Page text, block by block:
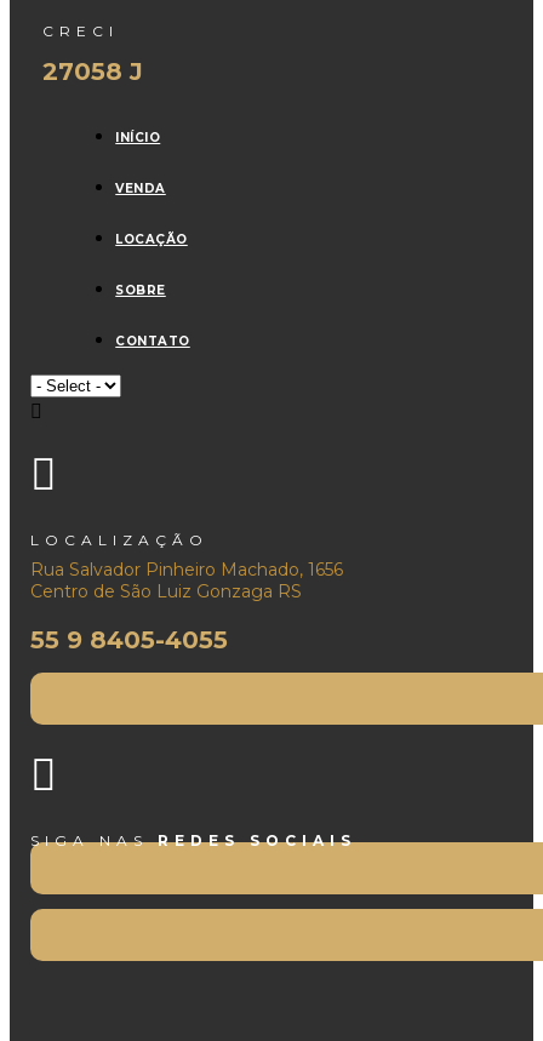
CRECI
27058 J
INÍCIO
VENDA
LOCAÇÃO
SOBRE
CONTATO
LOCALIZAÇÃO
Rua Salvador Pinheiro Machado, 1656
Centro de São Luiz Gonzaga RS
55 9 8405-4055
SIGA NASREDES SOCIAIS